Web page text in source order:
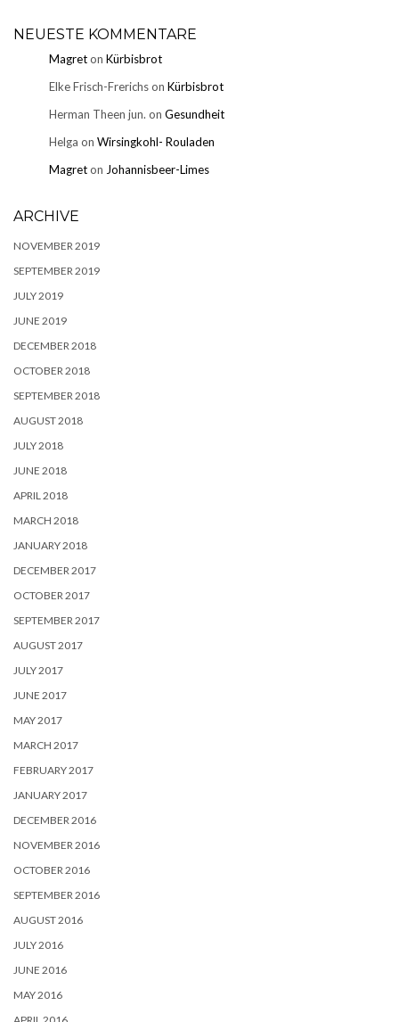
NEUESTE KOMMENTARE
Magreton Kürbisbrot
Elke Frisch-Frerichson Kürbisbrot
Herman Theen jun. on Gesundheit
Helga on Wirsingkohl- Rouladen
Magreton Johannisbeer-Limes
ARCHIVE
NOVEMBER 2019
SEPTEMBER 2019
JULY 2019
JUNE 2019
DECEMBER 2018
OCTOBER 2018
SEPTEMBER 2018
AUGUST 2018
JULY 2018
JUNE 2018
APRIL 2018
MARCH 2018
JANUARY 2018
DECEMBER 2017
OCTOBER 2017
SEPTEMBER 2017
AUGUST 2017
JULY 2017
JUNE 2017
MAY 2017
MARCH 2017
FEBRUARY 2017
JANUARY 2017
DECEMBER 2016
NOVEMBER 2016
OCTOBER 2016
SEPTEMBER 2016
AUGUST 2016
JULY 2016
JUNE 2016
MAY 2016